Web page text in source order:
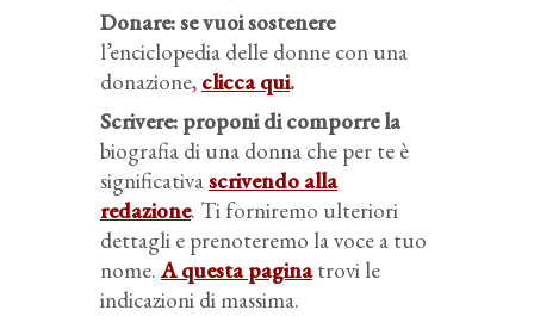
Donare: se vuoi sostenere
l’enciclopedia delle donne con una
donazione, clicca qui.
Scrivere: proponi di comporre la
biografia di una donna che per te è
significativascrivendo alla
redazione. Ti forniremo ulteriori
dettagli e prenoteremo la voce a tuo
nome. A questa paginatrovi le
indicazioni di massima.